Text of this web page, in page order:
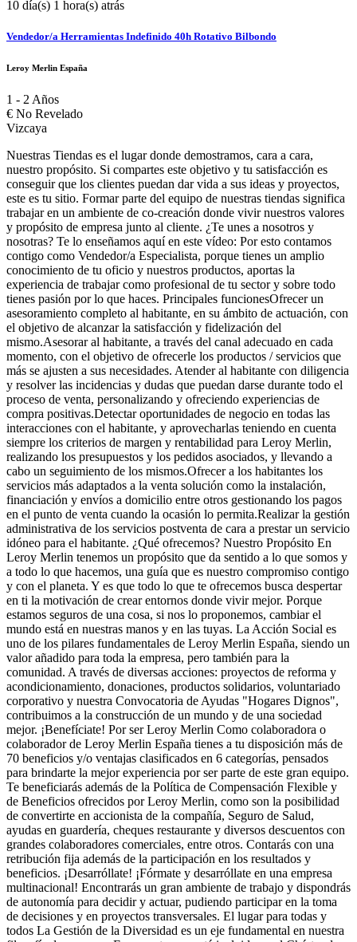
10 día(s) 1 hora(s) atrás
Vendedor/a Herramientas Indefinido 40h Rotativo Bilbondo
Leroy Merlin España
1 - 2 Años
€ No Revelado
Vizcaya
Nuestras Tiendas es el lugar donde demostramos, cara a cara,
nuestro propósito. Si compartes este objetivo y tu satisfacción es
conseguir que los clientes puedan dar vida a sus ideas y proyectos,
este es tu sitio. Formar parte del equipo de nuestras tiendas significa
trabajar en un ambiente de co-creación donde vivir nuestros valores
y propósito de empresa junto al cliente. ¿Te unes a nosotros y
nosotras? Te lo enseñamos aquí en este vídeo: Por esto contamos
contigo como Vendedor/a Especialista, porque tienes un amplio
conocimiento de tu oficio y nuestros productos, aportas la
experiencia de trabajar como profesional de tu sector y sobre todo
tienes pasión por lo que haces. Principales funcionesOfrecer un
asesoramiento completo al habitante, en su ámbito de actuación, con
el objetivo de alcanzar la satisfacción y fidelización del
mismo.Asesorar al habitante, a través del canal adecuado en cada
momento, con el objetivo de ofrecerle los productos / servicios que
más se ajusten a sus necesidades. Atender al habitante con diligencia
y resolver las incidencias y dudas que puedan darse durante todo el
proceso de venta, personalizando y ofreciendo experiencias de
compra positivas.Detectar oportunidades de negocio en todas las
interacciones con el habitante, y aprovecharlas teniendo en cuenta
siempre los criterios de margen y rentabilidad para Leroy Merlin,
realizando los presupuestos y los pedidos asociados, y llevando a
cabo un seguimiento de los mismos.Ofrecer a los habitantes los
servicios más adaptados a la venta solución como la instalación,
financiación y envíos a domicilio entre otros gestionando los pagos
en el punto de venta cuando la ocasión lo permita.Realizar la gestión
administrativa de los servicios postventa de cara a prestar un servicio
idóneo para el habitante. ¿Qué ofrecemos? Nuestro Propósito En
Leroy Merlin tenemos un propósito que da sentido a lo que somos y
a todo lo que hacemos, una guía que es nuestro compromiso contigo
y con el planeta. Y es que todo lo que te ofrecemos busca despertar
en ti la motivación de crear entornos donde vivir mejor. Porque
estamos seguros de una cosa, si nos lo proponemos, cambiar el
mundo está en nuestras manos y en las tuyas. La Acción Social es
uno de los pilares fundamentales de Leroy Merlin España, siendo un
valor añadido para toda la empresa, pero también para la
comunidad. A través de diversas acciones: proyectos de reforma y
acondicionamiento, donaciones, productos solidarios, voluntariado
corporativo y nuestra Convocatoria de Ayudas "Hogares Dignos",
contribuimos a la construcción de un mundo y de una sociedad
mejor. ¡Benefíciate! Por ser Leroy Merlin Como colaboradora o
colaborador de Leroy Merlin España tienes a tu disposición más de
70 beneficios y/o ventajas clasificados en 6 categorías, pensados
para brindarte la mejor experiencia por ser parte de este gran equipo.
Te beneficiarás además de la Política de Compensación Flexible y
de Beneficios ofrecidos por Leroy Merlin, como son la posibilidad
de convertirte en accionista de la compañía, Seguro de Salud,
ayudas en guardería, cheques restaurante y diversos descuentos con
grandes colaboradores comerciales, entre otros. Contarás con una
retribución fija además de la participación en los resultados y
beneficios. ¡Desarróllate! ¡Fórmate y desarróllate en una empresa
multinacional! Encontrarás un gran ambiente de trabajo y dispondrás
de autonomía para decidir y actuar, pudiendo participar en la toma
de decisiones y en proyectos transversales. El lugar para todas y
todos La Gestión de la Diversidad es un eje fundamental en nuestra